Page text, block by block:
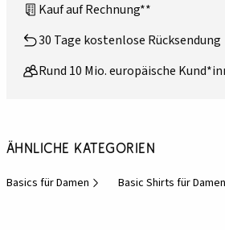
Kauf auf Rechnung**
30 Tage kostenlose Rücksendung
Rund 10 Mio. europäische
Ähnliche Kategorien
Basics für Damen Basic Shirts für Damen